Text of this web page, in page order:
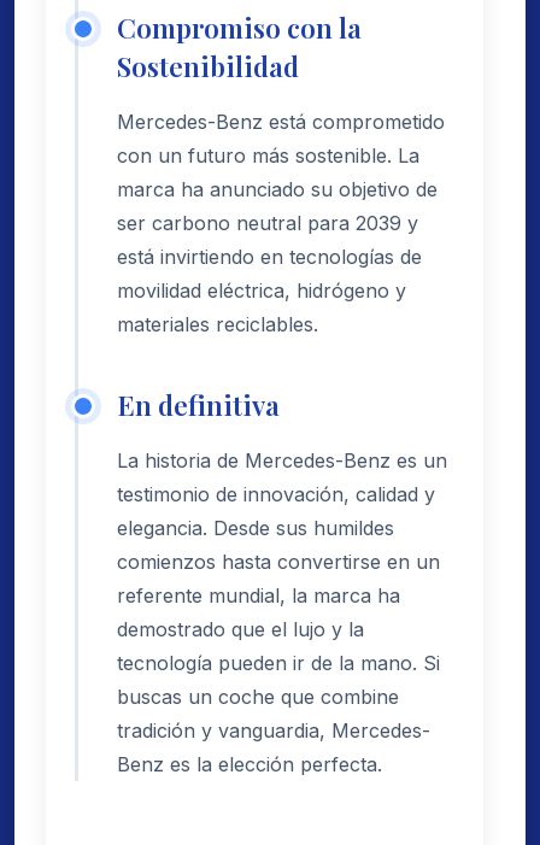
Compromiso con la
Sostenibilidad
Mercedes-Benz está comprometido
con un futuro más sostenible. La
marca ha anunciado su objetivo de
ser carbono neutral para 2039 y
está invirtiendo en tecnologías de
movilidad eléctrica, hidrógeno y
materiales reciclables.
En definitiva
La historia de Mercedes-Benz es un
testimonio de innovación, calidad y
elegancia. Desde sus humildes
comienzos hasta convertirse en un
referente mundial, la marca ha
demostrado que el lujo y la
tecnología pueden ir de la mano. Si
buscas un coche que combine
tradición y vanguardia, Mercedes-
Benz es la elección perfecta.